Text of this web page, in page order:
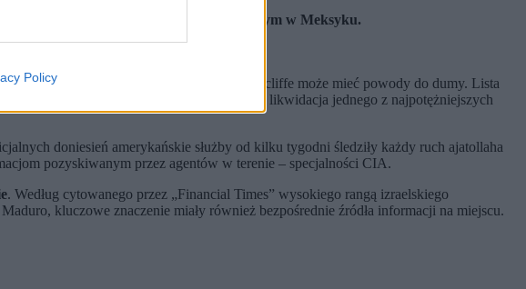
Policy
flocie cieni” oraz kartelom narkotykowym w Meksyku.
rosyjską infrastrukturę.
władzy Xi Jinpinga.
na świecie. Dlatego jej szef John Ratcliffe może mieć powody do dumy. Lista
do tzw. „rosyjskiej floty cieni”, a także likwidacja jednego z najpotężniejszych
doniesień amerykańskie służby od kilku tygodni śledziły każdy ruch ajatollaha
pozyskiwanym przez agentów w terenie – specjalności CIA.
. Według cytowanego przez „Financial Times” wysokiego rangą izraelskiego
kluczowe znaczenie miały również bezpośrednie źródła informacji na miejscu.